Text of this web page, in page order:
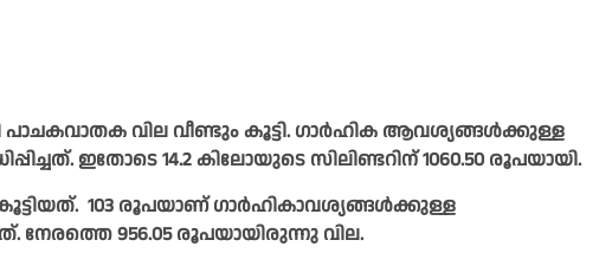
പാചകവാതക വില വീണ്ടും കൂട്ടി. ഗാര്‍ഹിക ആവശ്യങ്ങള്‍ക്കുള്ള
ഇതോടെ 14.2 കിലോയുടെ സിലിണ്ടറിന് 1060.50 രൂപയായി.
103 രൂപയാണ് ഗാര്‍ഹികാവശ്യങ്ങള്‍ക്കുള്ള
956.05 രൂപയായിരുന്നു വില.